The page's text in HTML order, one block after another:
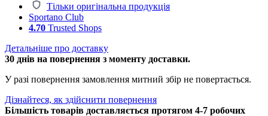
Тільки оригінальна продукція
Sportano Club
4.70 Trusted Shops
Детальніше про доставку
30 днів на повернення з моменту доставки.
У разі повернення замовлення митний збір не повертається.
Дізнайтеся, як здійснити повернення
Більшість товарів доставляється протягом 4-7 робочих